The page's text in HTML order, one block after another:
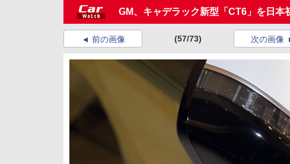
GM、キャデラック新型「CT6」を日本
前の画像 (57/73) 次の画像